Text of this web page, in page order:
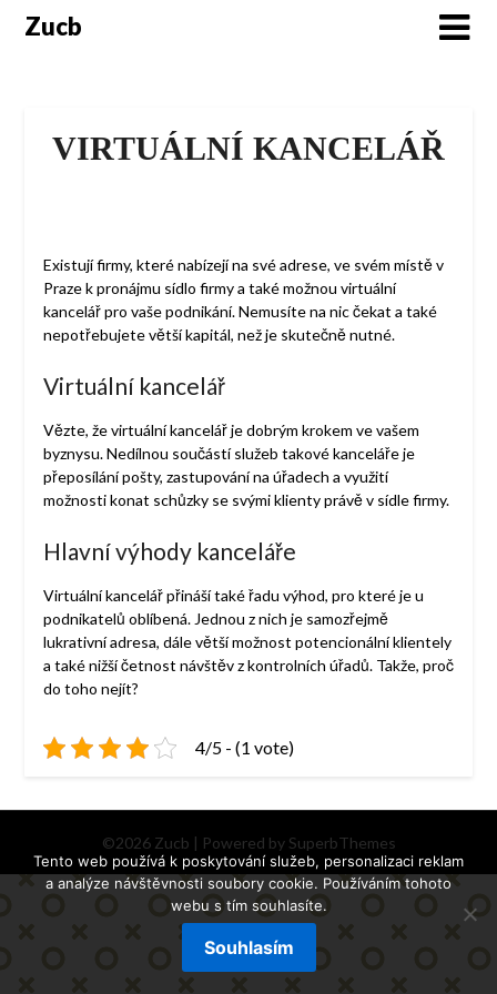
SkipZucb
VIRTUÁLNÍ KANCELÁŘ
Existují firmy, které nabízejí na své adrese, ve svém místě v
Praze k pronájmu sídlo firmy a také možnou virtuální
kancelář pro vaše podnikání. Nemusíte na nic čekat a také
nepotřebujete větší kapitál, než je skutečně nutné.
Virtuální kancelář
Vězte, ževirtuální kancelářje dobrým krokem ve vašem
byznysu. Nedílnou součástí služeb takové kanceláře je
přeposílání pošty, zastupování na úřadech a využití
možnosti konat schůzky se svými klienty právě v sídle firmy.
Hlavní výhody kanceláře
Virtuální kancelář přináší také řadu výhod, pro které je u
podnikatelů oblíbená. Jednou z nich je samozřejmě
lukrativní adresa, dále větší možnost potencionální klientely
a také nižší četnost návštěv z kontrolních úřadů. Takže, proč
do toho nejít?
4/5 - (1 vote)
©2026 Zucb | Powered by SuperbThemes
Tento web používá k poskytování služeb, personalizaci reklam
a analýze návštěvnosti soubory cookie. Používáním tohoto
webu s tím souhlasíte.
Souhlasím